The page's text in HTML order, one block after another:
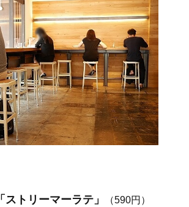
「ストリーマーラテ」
（590円）